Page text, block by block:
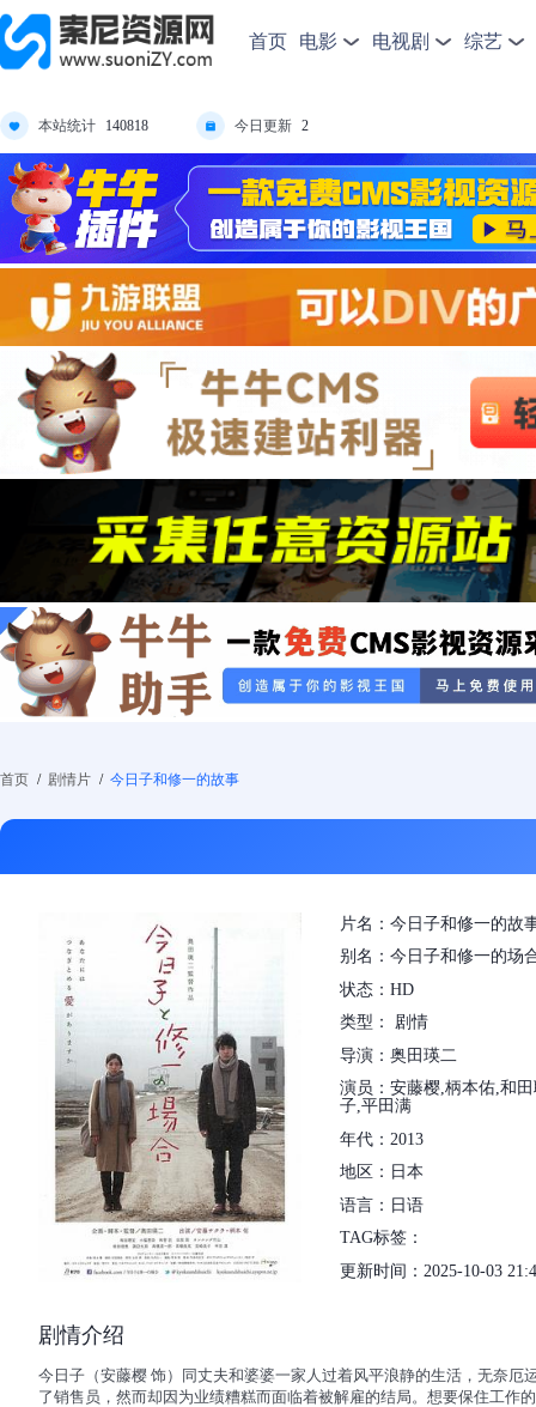
首页 电影 电视剧 综艺
本站统计 140818 今日更新 2
首页 / 剧情片 / 今日子和修一的故事
片名：今日子和修一的故
别名：今日子和修一的场
状态：HD
类型： 剧情
导演：奥田瑛二
演员：安藤樱,柄本佑,和
子,平田满
年代：2013
地区：日本
语言：日语
TAG标签：
更新时间：2025-10-03
剧情介绍
今日子（安藤樱 饰）同丈夫和婆婆一家人过着风平浪静的生活，无奈
了销售员，然而却因为业绩糟糕而面临着被解雇的结局。想要保住工作